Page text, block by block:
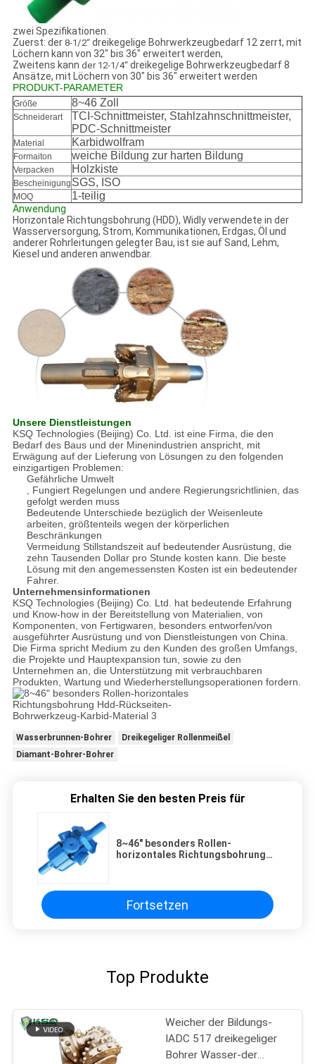
zwei Spezifikationen.
Zuerst: der 8-1/2“dreikegelige Bohrwerkzeugbedarf 12 zerrt, mit
Löchern kann von 32" bis 36" erweitert werden,
Zweitens kann der 12-1/4“dreikegelige Bohrwerkzeugbedarf 8
Ansätze, mit Löchern von 30" bis 36" erweitert werden
PRODUKT-PARAMETER
Größe 8~46 Zoll
Schneiderart
TCI-Schnittmeister, Stahlzahnschnittmeister,
PDC-Schnittmeister
Material Karbidwolfram
Formaiton weiche Bildung zur harten Bildung
Verpacken Holzkiste
Bescheinigung SGS, ISO
MOQ 1-teilig
Anwendung
Horizontale Richtungsbohrung (HDD), Widly verwendete in der
Wasserversorgung, Strom, Kommunikationen, Erdgas, Öl und
anderer Rohrleitungen gelegter Bau, ist sie auf Sand, Lehm,
Kiesel und anderen anwendbar.
Unsere Dienstleistungen
KSQ Technologies (Beijing) Co. Ltd. ist eine Firma, die den
Bedarf des Baus und der Minenindustrien anspricht, mit
Erwägung auf der Lieferung von Lösungen zu den folgenden
einzigartigen Problemen:
Gefährliche Umwelt
, Fungiert Regelungen und andere Regierungsrichtlinien, das
gefolgt werden muss
Bedeutende Unterschiede bezüglich der Weisenleute
arbeiten, größtenteils wegen der körperlichen
Beschränkungen
Vermeidung Stillstandszeit auf bedeutender Ausrüstung, die
zehn Tausenden Dollar pro Stunde kosten kann. Die beste
Lösung mit den angemessensten Kosten ist ein bedeutender
Fahrer.
Unternehmensinformationen
KSQ Technologies (Beijing) Co. Ltd. hat bedeutende Erfahrung
und Know-how in der Bereitstellung von Materialien, von
Komponenten, von Fertigwaren, besonders entworfen/von
ausgeführter Ausrüstung und von Dienstleistungen von China.
Die Firma spricht Medium zu den Kunden des großen Umfangs,
die Projekte und Hauptexpansion tun, sowie zu den
Unternehmen an, die Unterstützung mit verbrauchbaren
Produkten, Wartung und Wiederherstellungsoperationen fordern.
Wasserbrunnen-Bohrer
Dreikegeliger Rollenmeißel
Diamant-Bohrer-Bohrer
Erhalten Sie den besten Preis für
8~46" besonders Rollen-
horizontales Richtungsbohrung
Fortsetzen
Top Produkte
Weicher der Bildungs-
IADC 517 dreikegeliger
Bohrer Wasser-der